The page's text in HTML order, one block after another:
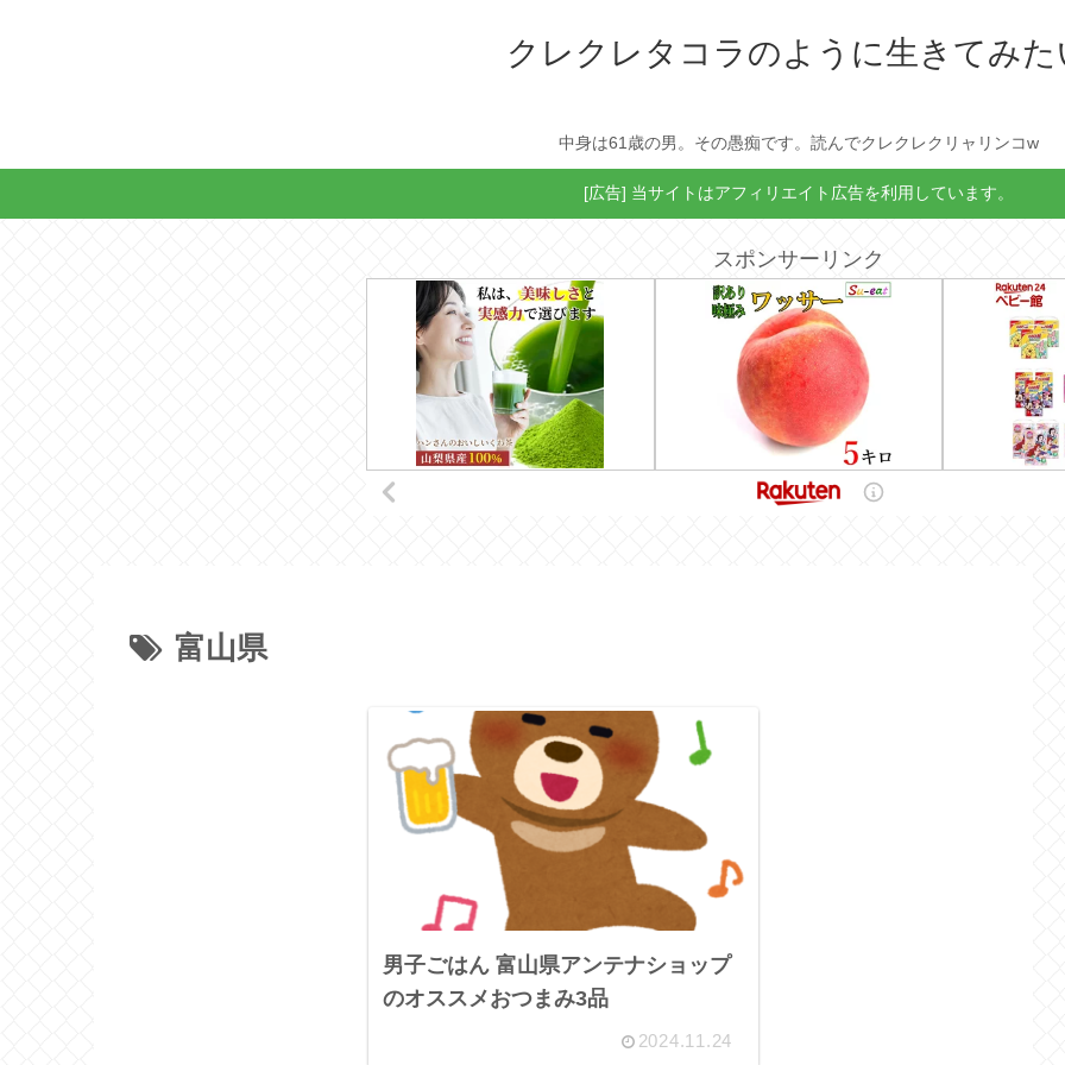
クレクレタコラのように生きてみた
中身は61歳の男。その愚痴です。読んでクレクレクリャリンコw
[広告] 当サイトはアフィリエイト広告を利用しています。
スポンサーリンク
富山県
男子ごはん 富山県アンテナショップ
のオススメおつまみ3品
2024.11.24